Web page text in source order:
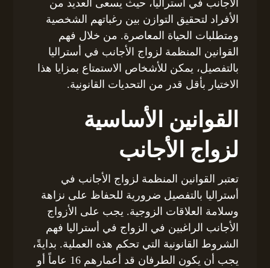
الأجانب في أستراليا، حيث يسعى العديد من
الأفراد لتحقيق التوازن بين رغباتهم الشخصية
ومتطلبات الحياة المعاصرة. من خلال فهم
القوانين المنظمة لزواج الأجانب في أستراليا
بالتفصيل، يمكن للأشخاص الاستمتاع بمزايا هذا
الاختيار بأقل قدر من التحديات القانونية.
القوانين الأساسية
لزواج الأجانب
تعتبر القوانين المنظمة لزواج الأجانب في
أستراليا بالتفصيل ضرورية للحفاظ على نزاهة
وسلامة العلاقات الزوجية. يجب على الأزواج
الأجانب الراغبين في الزواج في أستراليا فهم
الشروط القانونية التي تحكم هذه العملية. بدايةً،
يجب أن يكون الطرفان قد أعمارهم 16 عاماً أو